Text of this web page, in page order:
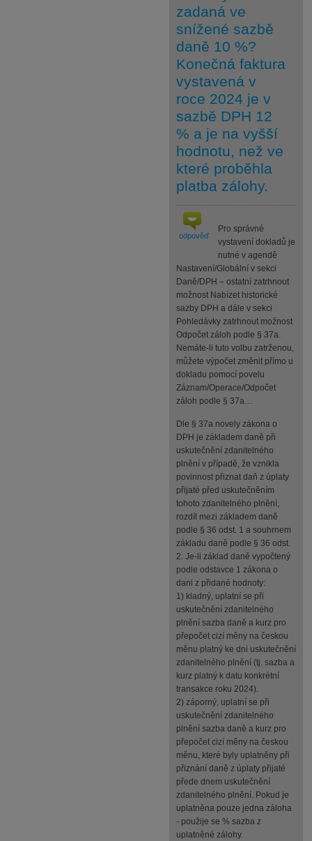
zadaná ve
snížené sazbě
daně 10 %?
Konečná faktura
vystavená v
roce 2024 je v
sazbě DPH 12
% a je na vyšší
hodnotu, než ve
které proběhla
platba zálohy.
odpověď
Pro správné
vystavení dokladů je
nutné v agendě
Nastavení/Globální v sekci
Daně/DPH – ostatní zatrhnout
možnost Nabízet historické
sazby DPH a dále v sekci
Pohledávky zatrhnout možnost
Odpočet záloh podle § 37a.
Nemáte-li tuto volbu zatrženou,
můžete výpočet změnit přímo u
dokladu pomocí povelu
Záznam/Operace/Odpočet
záloh podle § 37a…
Dle § 37a novely zákona o
DPH je základem daně při
uskutečnění zdanitelného
plnění v případě, že vznikla
povinnost přiznat daň z úplaty
přijaté před uskutečněním
tohoto zdanitelného plnění,
rozdíl mezi základem daně
podle § 36 odst. 1 a souhrnem
základu daně podle § 36 odst.
2. Je-li základ daně vypočtený
podle odstavce 1 zákona o
dani z přidané hodnoty:
1) kladný, uplatní se při
uskutečnění zdanitelného
plnění sazba daně a kurz pro
přepočet cizí měny na českou
měnu platný ke dni uskutečnění
zdanitelného plnění (tj. sazba a
kurz platný k datu konkrétní
transakce roku 2024).
2) záporný, uplatní se při
uskutečnění zdanitelného
plnění sazba daně a kurz pro
přepočet cizí měny na českou
měnu, které byly uplatněny při
přiznání daně z úplaty přijaté
přede dnem uskutečnění
zdanitelného plnění. Pokud je
uplatněna pouze jedna záloha
- použije se % sazba z
uplatněné zálohy.